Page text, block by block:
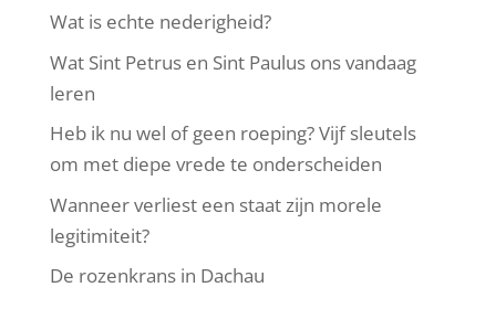
Wat is echte nederigheid?
Wat Sint Petrus en Sint Paulus ons vandaag
leren
Heb ik nu wel of geen roeping? Vijf sleutels
om met diepe vrede te onderscheiden
Wanneer verliest een staat zijn morele
legitimiteit?
De rozenkrans in Dachau